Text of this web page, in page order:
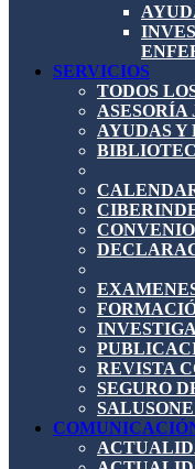
SERVICIOS
TODOS
AYUDAS Y
REVISTA
SEGURO